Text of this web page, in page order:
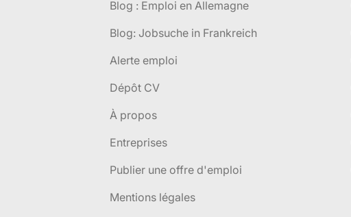
Blog : Emploi en Allemagne
Blog: Jobsuche in Frankreich
Alerte emploi
Dépôt CV
À propos
Entreprises
Publier une offre d'emploi
Mentions légales